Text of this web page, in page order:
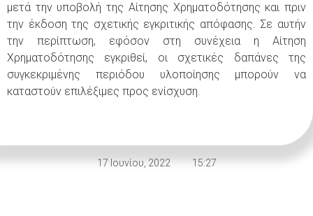
μετά την υποβολή της Αίτησης Χρηματοδότησης και πριν
την έκδοση της σχετικής εγκριτικής απόφασης. Σε αυτήν
την περίπτωση, εφόσον στη συνέχεια η Αίτηση
Χρηματοδότησης εγκριθεί, οι σχετικές δαπάνες της
συγκεκριμένης περιόδου υλοποίησης μπορούν να
καταστούν επιλέξιμες προς ενίσχυση.
17 Ιουνίου, 2022 15:27